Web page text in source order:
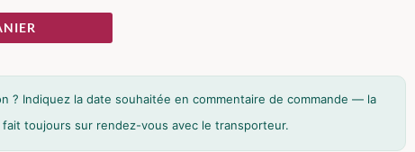
? Indiquez la date souhaitée en commentaire de commande — la
fait toujours sur rendez-vous avec le transporteur.